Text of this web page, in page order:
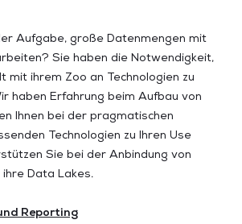
Aufgabe, große Datenmengen mit
Sie haben die Notwendigkeit,
mit ihrem Zoo an Technologien zu
haben Erfahrung beim Aufbau von
Ihnen bei der pragmatischen
Technologien zu Ihren Use
Sie bei der Anbindung von
Data Lakes.
Reporting